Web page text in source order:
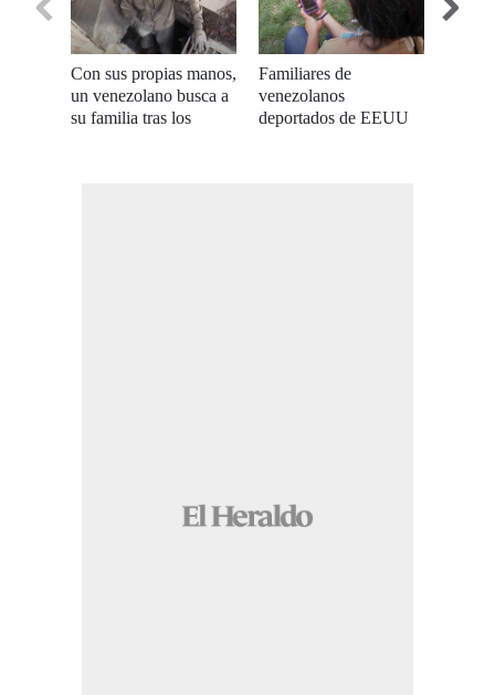
Con sus propias manos,
un venezolano busca a
su familia tras los
Familiares de
venezolanos
deportados de EEUU